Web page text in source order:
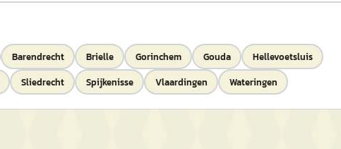
Barendrecht Brielle Gorinchem Gouda
Hellevoetsluis
Sliedrecht Spijkenisse Vlaardingen Wateringen